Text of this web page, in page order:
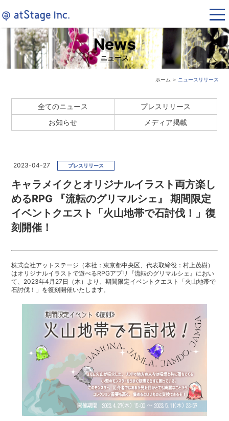
News
ニュース
ホーム ＞ ニュースリリース
全てのニュース
プレスリリース
お知らせ
メディア掲載
2023-04-27 プレスリリース
キャラメイクとオリジナルイラスト両方楽し
めるRPG 『流転のグリマルシェ』 期間限定
イベントクエスト「火山地帯で石討伐！」復
刻開催！
株式会社アットステージ（本社：東京都中央区、代表取締役：村上茂樹）
はオリジナルイラストで遊べるRPGアプリ『流転のグリマルシェ』におい
て、2023年4月27日（木）より、期間限定イベントクエスト「火山地帯で
石討伐！」を復刻開催いたします。